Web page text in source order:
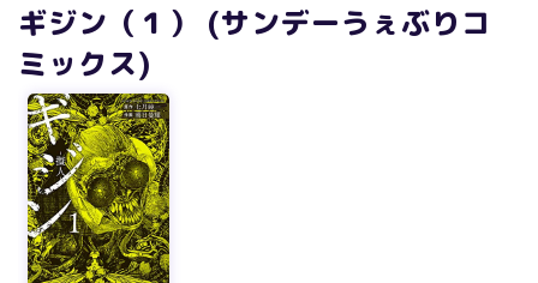
ギジン（１） (サンデーうぇぶりコ
ミックス)